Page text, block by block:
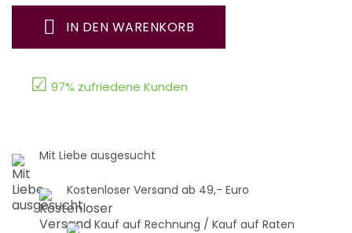
IN DEN WARENKORB
☑ 97% zufriedene Kunden
Mit Liebe ausgesucht
Kostenloser Versand ab 49,- Euro
Kauf auf Rechnung / Kauf auf Raten